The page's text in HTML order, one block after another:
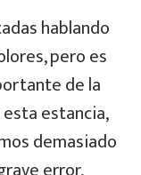
hablando
pero es
de la
estancia,
demasiado